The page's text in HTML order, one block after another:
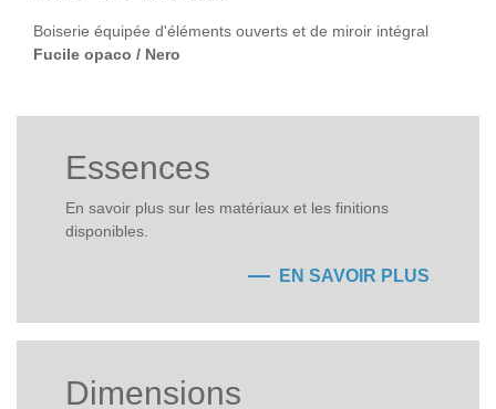
Boiserie équipée d'éléments ouverts et de miroir intégral
Fucile opaco / Nero
Essences
En savoir plus sur les matériaux et les finitions
disponibles.
EN SAVOIR PLUS
Dimensions